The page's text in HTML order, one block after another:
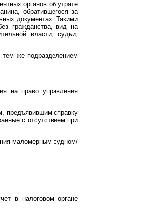
органов об утрате
обратившегося за
документах. Такими
гражданства, вид на
власти, судьи,
же подразделением
на право управления
предъявившим справку
с отсутствием при
маломерным судном/
в налоговом органе